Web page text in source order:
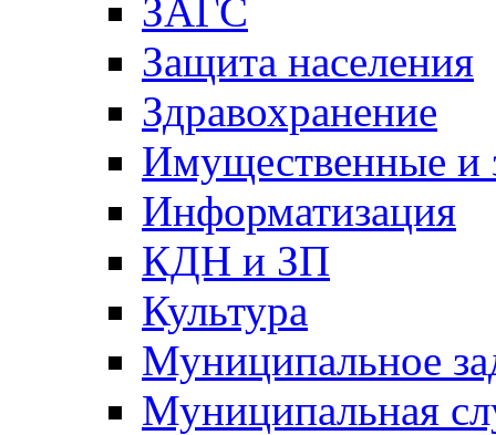
ЗАГС
Защита населения
Здравохранение
Имущественные и
Информатизация
КДН и ЗП
Культура
Муниципальное
Муниципальная